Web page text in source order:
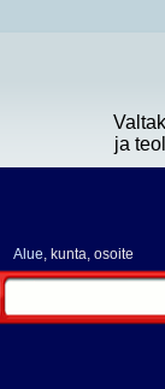
ja
Alue, kunta, osoite